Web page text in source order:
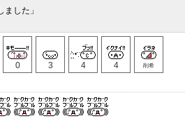
した」
0 3 4 4 削希